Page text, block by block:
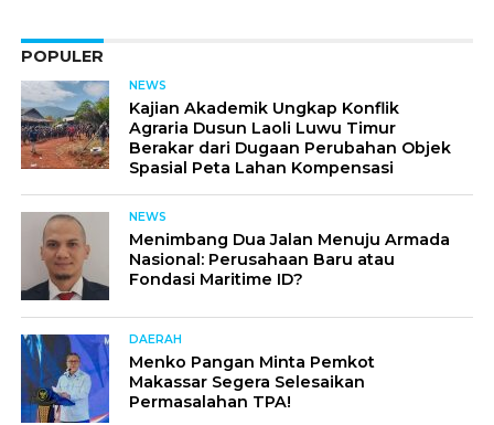
POPULER
NEWS
Kajian Akademik Ungkap Konflik
Agraria Dusun Laoli Luwu Timur
Berakar dari Dugaan Perubahan Objek
Spasial Peta Lahan Kompensasi
NEWS
Menimbang Dua Jalan Menuju Armada
Nasional: Perusahaan Baru atau
Fondasi Maritime ID?
DAERAH
Menko Pangan Minta Pemkot
Makassar Segera Selesaikan
Permasalahan TPA!